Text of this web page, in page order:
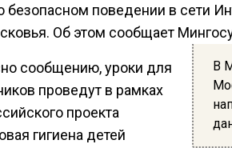
безопасном поведении в сети
Об этом сообщает
В
сообщению, уроки для
проведут в рамках
проекта
гигиена детей